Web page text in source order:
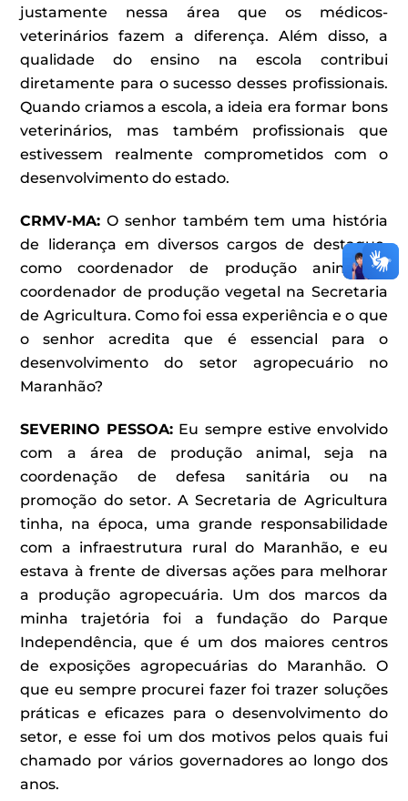
justamente nessa área que os médicos-
veterinários fazem a diferença. Além disso, a
qualidade do ensino na escola contribui
diretamente para o sucesso desses profissionais.
Quando criamos a escola, a ideia era formar bons
veterinários, mas também profissionais que
estivessem realmente comprometidos com o
desenvolvimento do estado.
CRMV-MA: O senhor também tem uma história
de liderança em diversos cargos de destaque,
como coordenador de produção animal e
coordenador de produção vegetal na Secretaria
de Agricultura. Como foi essa experiência e o que
o senhor acredita que é essencial para o
desenvolvimento do setor agropecuário no
Maranhão?
SEVERINO PESSOA: Eu sempre estive envolvido
com a área de produção animal, seja na
coordenação de defesa sanitária ou na
promoção do setor. A Secretaria de Agricultura
tinha, na época, uma grande responsabilidade
com a infraestrutura rural do Maranhão, e eu
estava à frente de diversas ações para melhorar
a produção agropecuária. Um dos marcos da
minha trajetória foi a fundação do Parque
Independência, que é um dos maiores centros
de exposições agropecuárias do Maranhão. O
que eu sempre procurei fazer foi trazer soluções
práticas e eficazes para o desenvolvimento do
setor, e esse foi um dos motivos pelos quais fui
chamado por vários governadores ao longo dos
anos.